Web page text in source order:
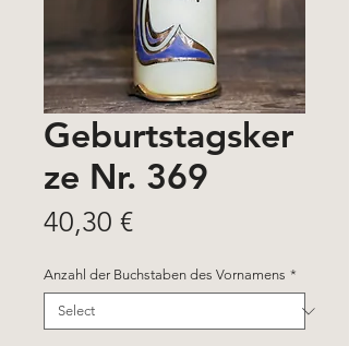
Geburtstagsker
ze Nr. 369
40,30 €Price
Anzahl der Buchstaben des Vornamens *